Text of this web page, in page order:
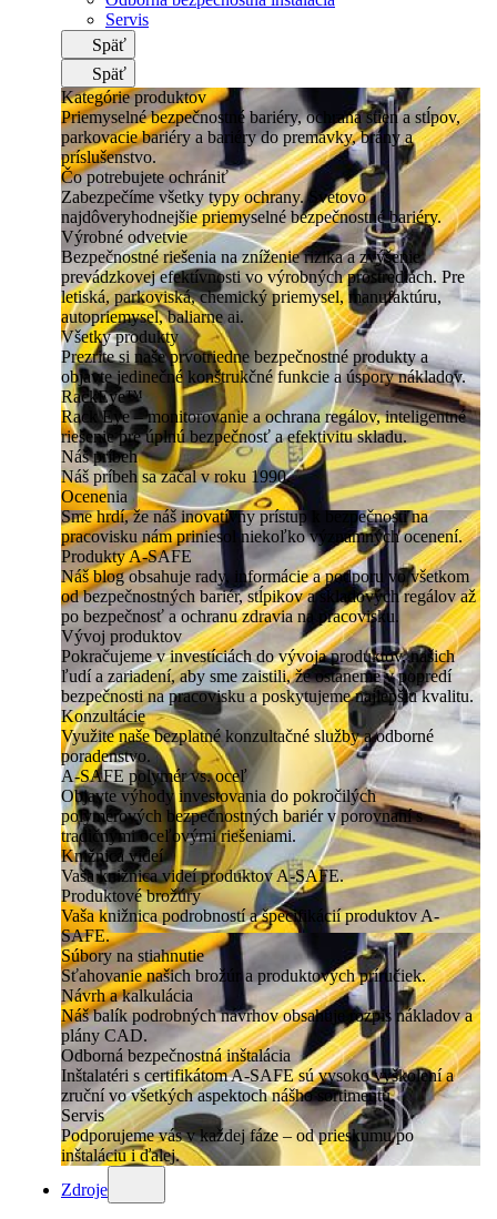
Servis
Späť
Späť
Kategórie produktov
Priemyselné bezpečnostné bariéry, ochrana stien a stĺpov,
parkovacie bariéry a bariéry do premávky, brány a
príslušenstvo.
Čo potrebujete ochrániť
Zabezpečíme všetky typy ochrany. Svetovo
najdôveryhodnejšie priemyselné bezpečnostné bariéry.
Výrobné odvetvie
Bezpečnostné riešenia na zníženie rizika a zvýšenie
prevádzkovej efektívnosti vo výrobných prostrediach. Pre
letiská, parkoviská, chemický priemysel, manufaktúru,
autopriemysel, baliarne ai.
Všetky produkty
Prezrite si naše prvotriedne bezpečnostné produkty a
objavte jedinečné konštrukčné funkcie a úspory nákladov.
RackEye™
Rack Eye – monitorovanie a ochrana regálov, inteligentné
riešenie pre úplnú bezpečnosť a efektivitu skladu.
Náš príbeh
Náš príbeh sa začal v roku 1990.
Ocenenia
Sme hrdí, že náš inovatívny prístup k bezpečnosti na
pracovisku nám priniesol niekoľko významných ocenení.
Produkty A-SAFE
Náš blog obsahuje rady, informácie a podporu vo všetkom
od bezpečnostných bariér, stĺpikov a skladových regálov až
po bezpečnosť a ochranu zdravia na pracovisku.
Vývoj produktov
Pokračujeme v investíciách do vývoja produktov, našich
ľudí a zariadení, aby sme zaistili, že ostaneme v popredí
bezpečnosti na pracovisku a poskytujeme najlepšiu kvalitu.
Konzultácie
Využite naše bezplatné konzultačné služby a odborné
poradenstvo.
A-SAFE polymér vs. oceľ
Objavte výhody investovania do pokročilých
polymérových bezpečnostných bariér v porovnaní s
tradičnými oceľovými riešeniami.
Knižnica videí
Vaša knižnica videí produktov A-SAFE.
Produktové brožúry
Vaša knižnica podrobností a špecifikácií produktov A-
SAFE.
Súbory na stiahnutie
Sťahovanie našich brožúr a produktových príručiek.
Návrh a kalkulácia
Náš balík podrobných návrhov obsahuje rozpis nákladov a
plány CAD.
Odborná bezpečnostná inštalácia
Inštalatéri s certifikátom A-SAFE sú vysoko vyškolení a
zruční vo všetkých aspektoch nášho sortimentu.
Servis
Podporujeme vás v každej fáze – od prieskumu po
inštaláciu i ďalej.
Zdroje